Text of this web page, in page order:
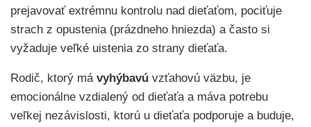
prejavovať extrémnu kontrolu nad dieťaťom, pociťuje
strach z opustenia (prázdneho hniezda) a často si
vyžaduje veľké uistenia zo strany dieťaťa.
Rodič, ktorý má vyhýbavú vzťahovú väzbu, je
emocionálne vzdialený od dieťaťa a máva potrebu
veľkej nezávislosti, ktorú u dieťaťa podporuje a buduje,